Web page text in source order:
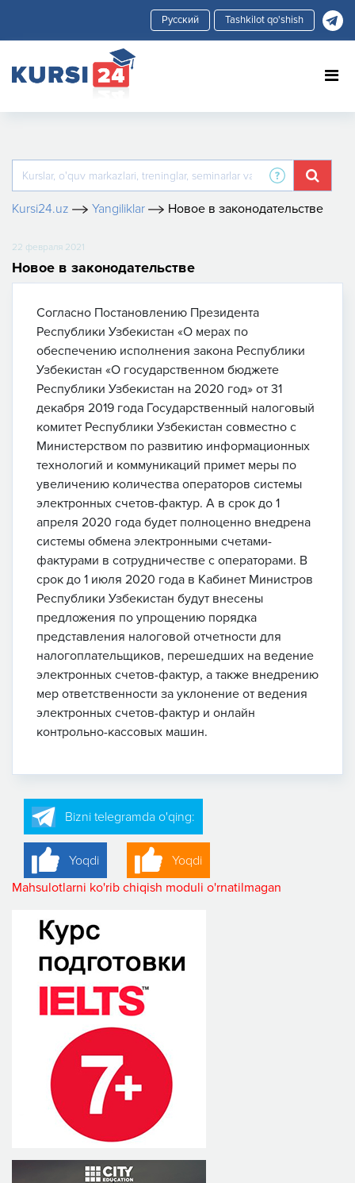
Tashkilot qo'shish
Kursi24.uz Yangiliklar Новое в законодательстве
22 февраля 2021
Новое в законодательстве
Согласно Постановлению Президента
Республики Узбекистан «О мерах по
обеспечению исполнения закона Республики
Узбекистан «О государственном бюджете
Республики Узбекистан на 2020 год» от 31
декабря 2019 года Государственный налоговый
комитет Республики Узбекистан совместно с
Министерством по развитию информационных
технологий и коммуникаций примет меры по
увеличению количества операторов системы
электронных счетов-фактур. А в срок до 1
апреля 2020 года будет полноценно внедрена
системы обмена электронными счетами-
фактурами в сотрудничестве с операторами. В
срок до 1 июля 2020 года в Кабинет Министров
Республики Узбекистан будут внесены
предложения по упрощению порядка
представления налоговой отчетности для
налогоплательщиков, перешедших на ведение
электронных счетов-фактур, а также внедрению
мер ответственности за уклонение от ведения
электронных счетов-фактур и онлайн
контрольно-кассовых машин.
Bizni telegramda o'qing:
Yoqdi
Yoqdi
Mahsulotlarni ko'rib chiqish moduli o'rnatilmagan